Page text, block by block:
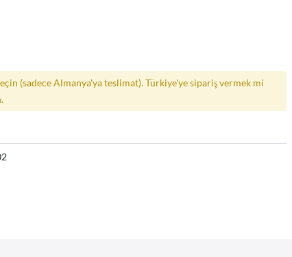
(sadece Almanya'ya teslimat). Türkiye'ye sipariş vermek mi